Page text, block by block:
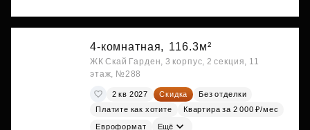
4-комнатная, 116.3м²
ЖК Скай Гарден, 3 корпус, 2 секция, 11
этаж, №288
2 кв 2027 Скидка
Без отделки
Платите как хотите
Квартира за 2 000 ₽/мес
Евроформат Ещё